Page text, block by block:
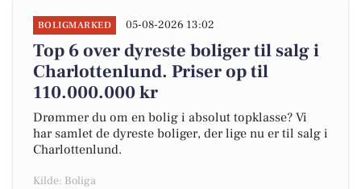
BOLIGMARKED 05-08-2026 13:02
Top 6 over dyreste boliger til salg i
Charlottenlund. Priser op til
110.000.000 kr
Drømmer du om en bolig i absolut topklasse? Vi
har samlet de dyreste boliger, der lige nu er til salg i
Charlottenlund.
Kilde: Boliga